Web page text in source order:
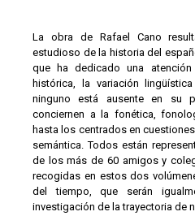
La obra de Rafael Cano
estudioso de la historia del
que ha dedicado una
histórica, la variación
ninguno está ausente en su
conciernen a la fonética,
hasta los centrados en
semántica. Todos están
de los más de 60 amigos y
recogidas en estos dos
del tiempo, que serán
investigación de la trayectoria de